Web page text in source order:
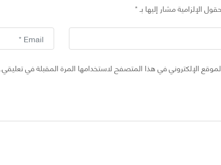
الإلزامية مشار إليها بـ*
الإلكتروني في هذا المتصفح لاستخدامها المرة المقبلة في تعليقي.